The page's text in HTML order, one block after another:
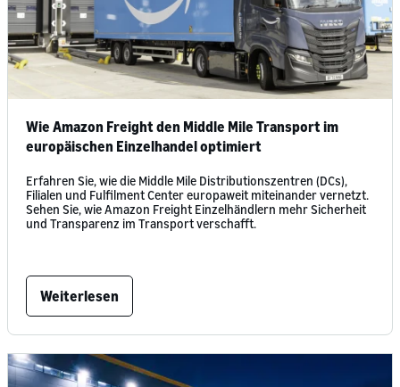
Wie Amazon Freight den Middle Mile Transport im
europäischen Einzelhandel optimiert
Erfahren Sie, wie die Middle Mile Distributionszentren (DCs),
Filialen und Fulfilment Center europaweit miteinander vernetzt.
Sehen Sie, wie Amazon Freight Einzelhändlern mehr Sicherheit
und Transparenz im Transport verschafft.
Weiterlesen